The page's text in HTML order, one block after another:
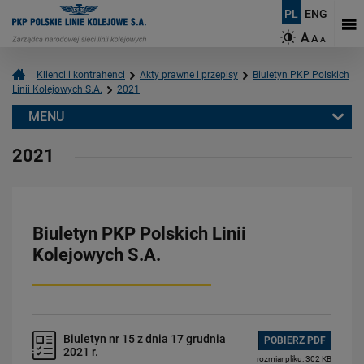
PL ENG
AAA
Klienci i kontrahenci Akty prawne i przepisy
Biuletyn PKP Polskich
Linii Kolejowych S.A.
2021
2021
Biuletyn PKP Polskich Linii
Kolejowych S.A.
Biuletyn nr 15 z dnia 17 grudnia
2021 r.
POBIERZ PDF
rozmiar pliku: 302 KB
MENU
2026
2025
2024
2022
2021